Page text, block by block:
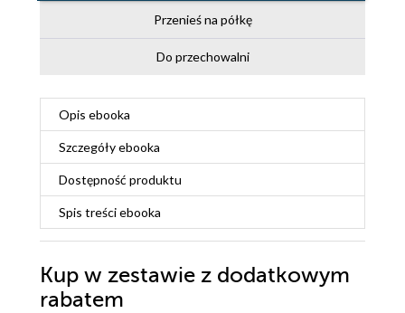
Przenieś na półkę
Do przechowalni
Opis ebooka
Szczegółyebooka
Dostępność produktu
Spis treściebooka
Kup w zestawie z dodatkowym
rabatem